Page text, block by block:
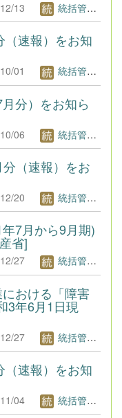
13 統括管理者1
（速報）をお知
01 統括管理者1
分）をお知ら
06 統括管理者1
（速報）をお
20 統括管理者1
7月から9月期)
省]
27 統括管理者1
おける「障害
3年6月1日現
27 統括管理者1
（速報）をお知
04 統括管理者1